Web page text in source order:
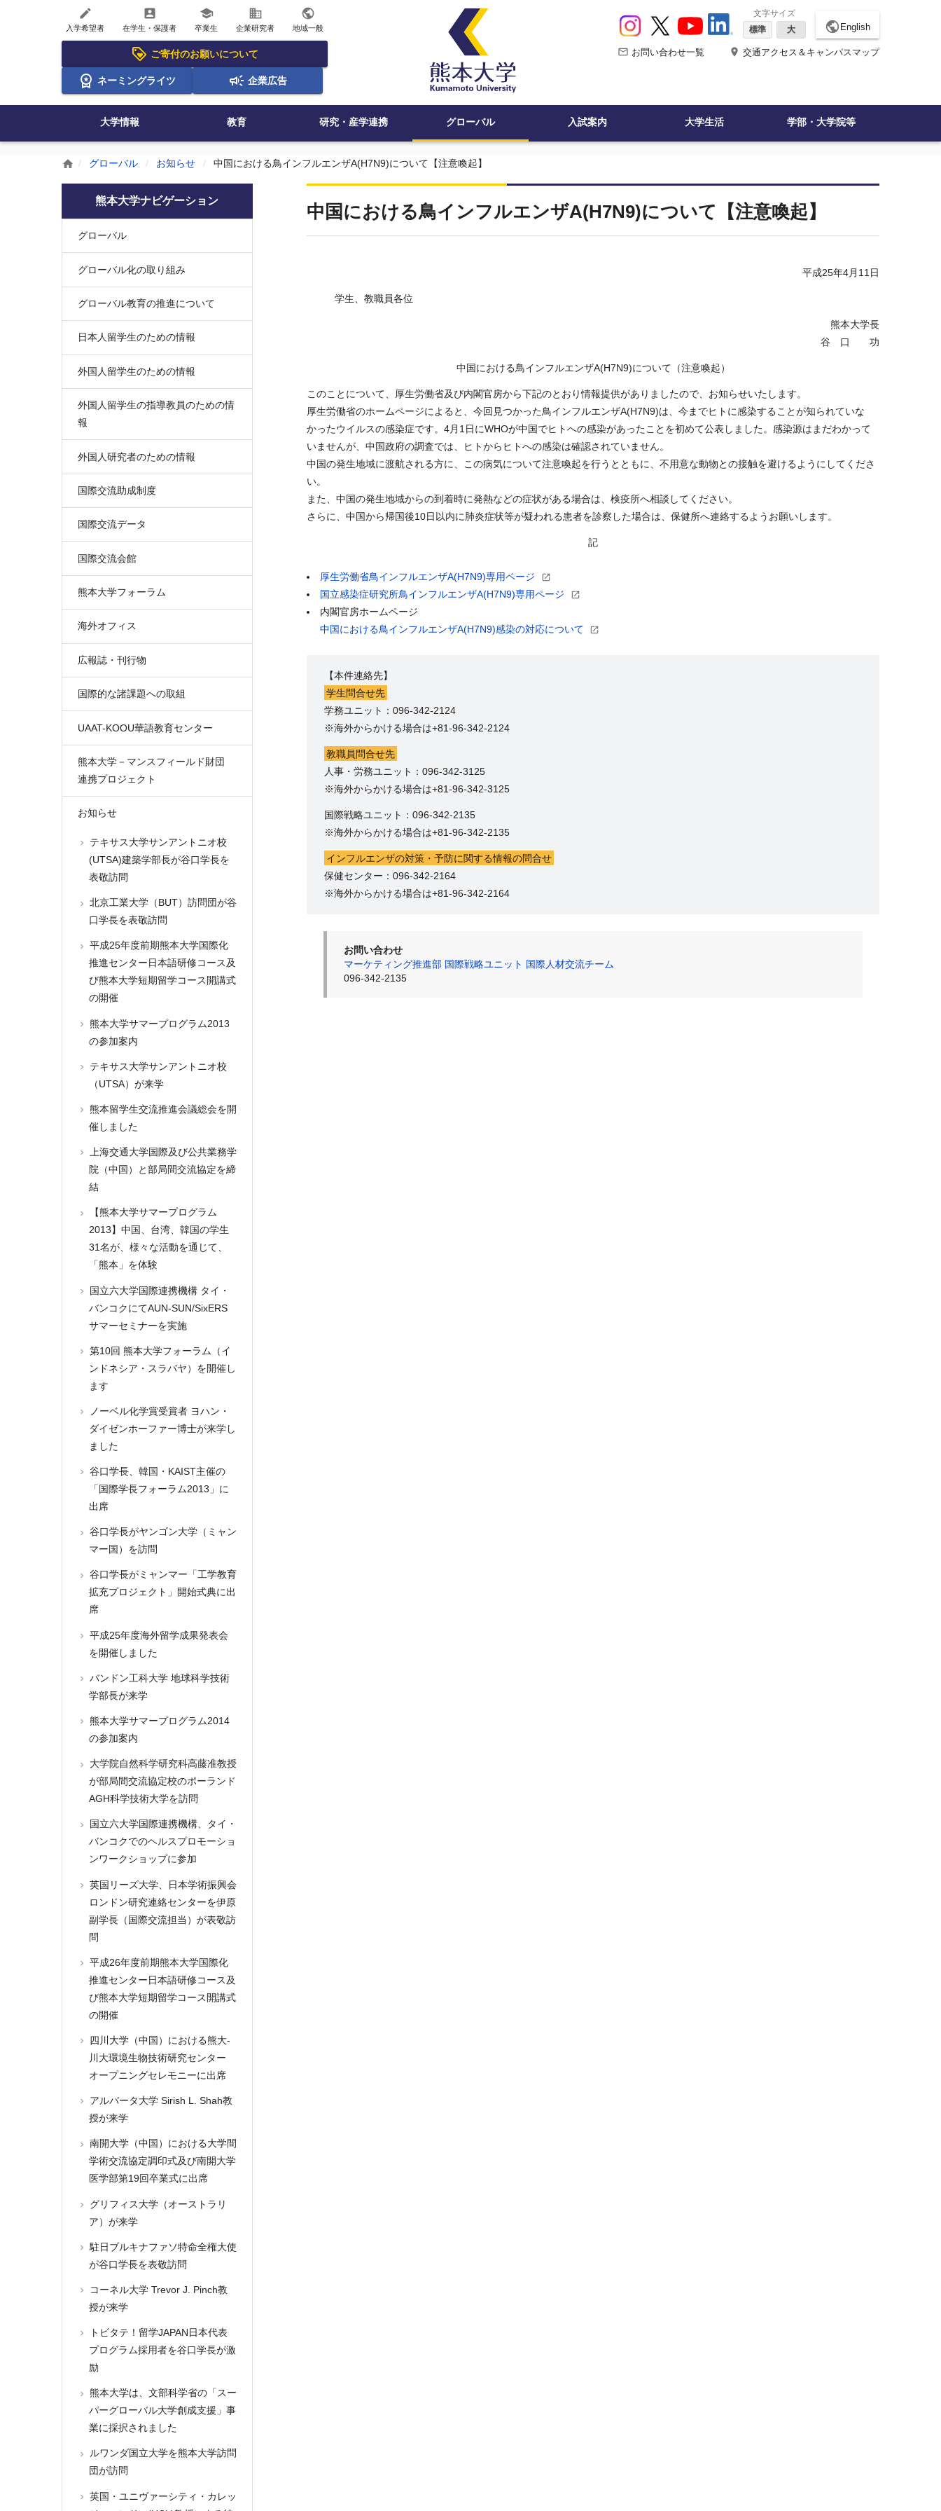
create
入学希望者
account_box
在学生・保護者
school
卒業生
business
企業研究者
public
地域一般
ご寄付のお願いについて
ネーミングライツ 企業広告
文字サイズ
標準
大 public English
mail_outline お問い合わせ一覧 place 交通アクセス＆キャンパスマップ
大学情報 教育 研究・産学連携 グローバル 入試案内 大学生活 学部・大学院等
home グローバル お知らせ 中国における鳥インフルエンザA(H7N9)について【注意喚起】
中国における鳥インフルエンザA(H7N9)について【注意喚起】
平成25年4月11日
学生、教職員各位
熊本大学長
谷 口 功
中国における鳥インフルエンザA(H7N9)について（注意喚起）
このことについて、厚生労働省及び内閣官房から下記のとおり情報提供がありましたので、お知らせいたします。
厚生労働省のホームページによると、今回見つかった鳥インフルエンザA(H7N9)は、今までヒトに感染することが知られていな
かったウイルスの感染症です。4月1日にWHOが中国でヒトへの感染があったことを初めて公表しました。感染源はまだわかって
いませんが、中国政府の調査では、ヒトからヒトへの感染は確認されていません。
中国の発生地域に渡航される方に、この病気について注意喚起を行うとともに、不用意な動物との接触を避けるようにしてくださ
い。
また、中国の発生地域からの到着時に発熱などの症状がある場合は、検疫所へ相談してください。
さらに、中国から帰国後10日以内に肺炎症状等が疑われる患者を診察した場合は、保健所へ連絡するようお願いします。
記
厚生労働省鳥インフルエンザA(H7N9)専用ページ
国立感染症研究所鳥インフルエンザA(H7N9)専用ページ
内閣官房ホームページ
中国における鳥インフルエンザA(H7N9)感染の対応について
【本件連絡先】
学生問合せ先
学務ユニット：096-342-2124
※海外からかける場合は+81-96-342-2124
教職員問合せ先
人事・労務ユニット：096-342-3125
※海外からかける場合は+81-96-342-3125
国際戦略ユニット：096-342-2135
※海外からかける場合は+81-96-342-2135
インフルエンザの対策・予防に関する情報の問合せ
保健センター：096-342-2164
※海外からかける場合は+81-96-342-2164
お問い合わせ
マーケティング推進部 国際戦略ユニット 国際人材交流チーム
096-342-2135
熊本大学ナビゲーション
グローバル
グローバル化の取り組み
グローバル教育の推進について
日本人留学生のための情報
外国人留学生のための情報
外国人留学生の指導教員のための情
報
外国人研究者のための情報
国際交流助成制度
国際交流データ
国際交流会館
熊本大学フォーラム
海外オフィス
広報誌・刊行物
国際的な諸課題への取組
UAAT-KOOU華語教育センター
熊本大学－マンスフィールド財団
連携プロジェクト
お知らせ
テキサス大学サンアントニオ校
(UTSA)建築学部長が谷口学長を
表敬訪問
北京工業大学（BUT）訪問団が谷
口学長を表敬訪問
平成25年度前期熊本大学国際化
推進センター日本語研修コース及
び熊本大学短期留学コース開講式
の開催
熊本大学サマープログラム2013
の参加案内
テキサス大学サンアントニオ校
（UTSA）が来学
熊本留学生交流推進会議総会を開
催しました
上海交通大学国際及び公共業務学
院（中国）と部局間交流協定を締
結
【熊本大学サマープログラム
2013】中国、台湾、韓国の学生
31名が、様々な活動を通じて、
「熊本」を体験
国立六大学国際連携機構 タイ・
バンコクにてAUN-SUN/SixERS
サマーセミナーを実施
第10回 熊本大学フォーラム（イ
ンドネシア・スラバヤ）を開催し
ます
ノーベル化学賞受賞者 ヨハン・
ダイゼンホーファー博士が来学し
ました
谷口学長、韓国・KAIST主催の
「国際学長フォーラム2013」に
出席
谷口学長がヤンゴン大学（ミャン
マー国）を訪問
谷口学長がミャンマー「工学教育
拡充プロジェクト」開始式典に出
席
平成25年度海外留学成果発表会
を開催しました
バンドン工科大学 地球科学技術
学部長が来学
熊本大学サマープログラム2014
の参加案内
大学院自然科学研究科高藤准教授
が部局間交流協定校のポーランド
AGH科学技術大学を訪問
国立六大学国際連携機構、タイ・
バンコクでのヘルスプロモーショ
ンワークショップに参加
英国リーズ大学、日本学術振興会
ロンドン研究連絡センターを伊原
副学長（国際交流担当）が表敬訪
問
平成26年度前期熊本大学国際化
推進センター日本語研修コース及
び熊本大学短期留学コース開講式
の開催
四川大学（中国）における熊大-
川大環境生物技術研究センター
オープニングセレモニーに出席
アルバータ大学 Sirish L. Shah教
授が来学
南開大学（中国）における大学間
学術交流協定調印式及び南開大学
医学部第19回卒業式に出席
グリフィス大学（オーストラリ
ア）が来学
駐日ブルキナファソ特命全権大使
が谷口学長を表敬訪問
コーネル大学 Trevor J. Pinch教
授が来学
トビタテ！留学JAPAN日本代表
プログラム採用者を谷口学長が激
励
熊本大学は、文部科学省の「スー
パーグローバル大学創成支援」事
業に採択されました
ルワンダ国立大学を熊本大学訪問
団が訪問
英国・ユニヴァーシティ・カレッ